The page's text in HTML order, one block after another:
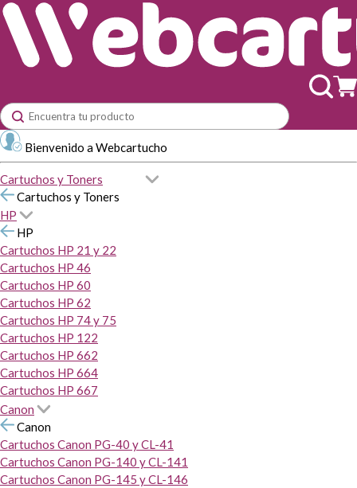
Bienvenido a Webcartucho
Cartuchos y Toners
Cartuchos y Toners
HP
HP
Cartuchos HP 21 y 22
Cartuchos HP 46
Cartuchos HP 60
Cartuchos HP 62
Cartuchos HP 74 y 75
Cartuchos HP 122
Cartuchos HP 662
Cartuchos HP 664
Cartuchos HP 667
Canon
Canon
Cartuchos Canon PG-40 y CL-41
Cartuchos Canon PG-140 y CL-141
Cartuchos Canon PG-145 y CL-146